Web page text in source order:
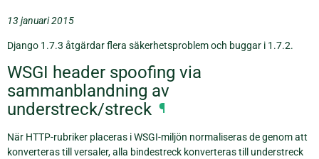
13 januari 2015
Django 1.7.3 åtgärdar flera säkerhetsproblem och buggar i 1.7.2.
WSGI header spoofing via
sammanblandning av
understreck/streck ¶
När HTTP-rubriker placeras i WSGI-miljön normaliseras de genom att
konverteras till versaler, alla bindestreck konverteras till understreck